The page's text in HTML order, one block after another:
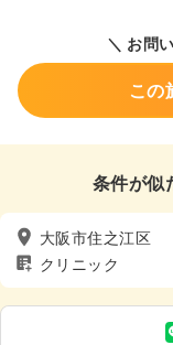
＼ お問
この
条件が似
大阪市住之江区
クリニック